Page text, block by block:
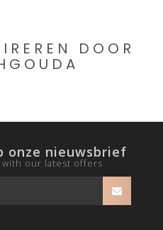
DOOR
onze nieuwsbrief
our latest offers